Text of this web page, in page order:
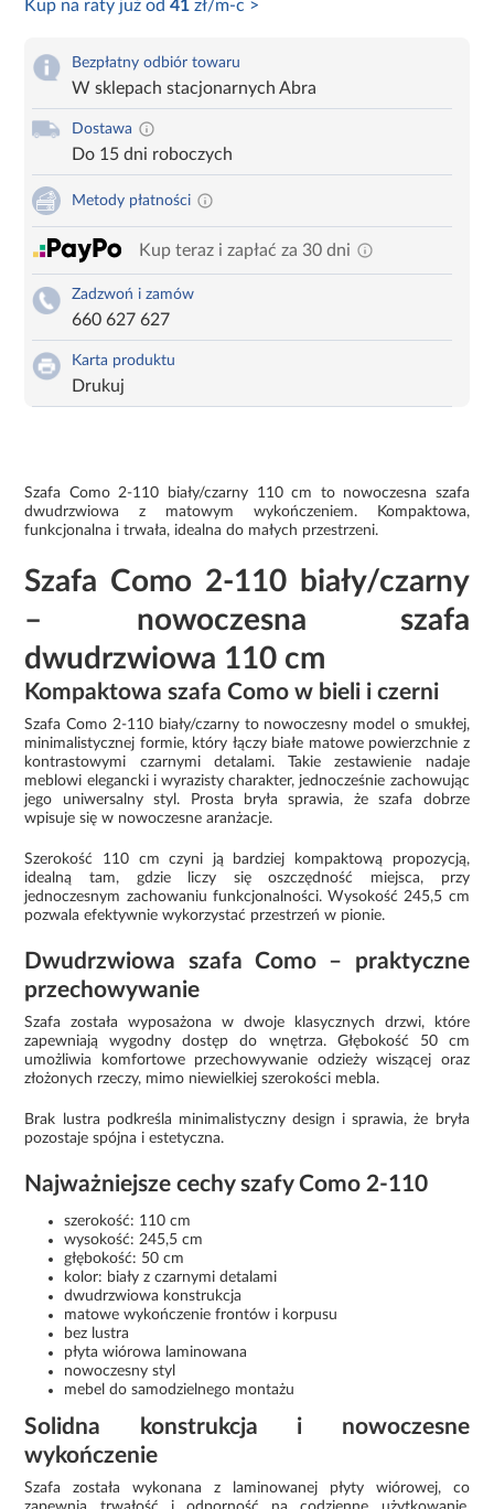
Kup na raty już od41 zł/m-c >
Bezpłatny odbiór towaru
W sklepach stacjonarnych Abra
Dostawa
Do 15 dni roboczych
Metody płatności
Kup teraz i zapłać za 30 dni
Zadzwoń i zamów
660 627 627
Karta produktu
Drukuj
Szafa Como 2-110 biały/czarny 110 cm to nowoczesna szafa
dwudrzwiowa z matowym wykończeniem. Kompaktowa,
funkcjonalna i trwała, idealna do małych przestrzeni.
Szafa Como 2-110 biały/czarny
– nowoczesna szafa
dwudrzwiowa 110 cm
Kompaktowa szafa Como w bieli i czerni
Szafa Como 2-110 biały/czarny to nowoczesny model o smukłej,
minimalistycznej formie, który łączy białe matowe powierzchnie z
kontrastowymi czarnymi detalami. Takie zestawienie nadaje
meblowi elegancki i wyrazisty charakter, jednocześnie zachowując
jego uniwersalny styl. Prosta bryła sprawia, że szafa dobrze
wpisuje się w nowoczesne aranżacje.
Szerokość 110 cm czyni ją bardziej kompaktową propozycją,
idealną tam, gdzie liczy się oszczędność miejsca, przy
jednoczesnym zachowaniu funkcjonalności. Wysokość 245,5 cm
pozwala efektywnie wykorzystać przestrzeń w pionie.
Dwudrzwiowa szafa Como – praktyczne
przechowywanie
Szafa została wyposażona w dwoje klasycznych drzwi, które
zapewniają wygodny dostęp do wnętrza. Głębokość 50 cm
umożliwia komfortowe przechowywanie odzieży wiszącej oraz
złożonych rzeczy, mimo niewielkiej szerokości mebla.
Brak lustra podkreśla minimalistyczny design i sprawia, że bryła
pozostaje spójna i estetyczna.
Najważniejsze cechy szafy Como 2-110
szerokość: 110 cm
wysokość: 245,5 cm
głębokość: 50 cm
kolor: biały z czarnymi detalami
dwudrzwiowa konstrukcja
matowe wykończenie frontów i korpusu
bez lustra
płyta wiórowa laminowana
nowoczesny styl
mebel do samodzielnego montażu
Solidna konstrukcja i nowoczesne
wykończenie
Szafa została wykonana z laminowanej płyty wiórowej, co